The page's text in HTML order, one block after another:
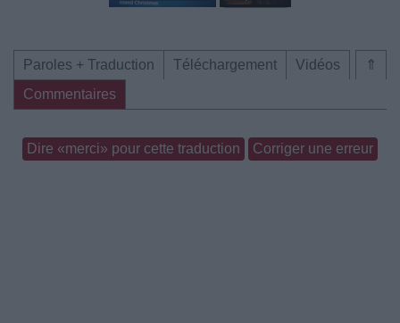
⇑
Paroles + Traduction Téléchargement
Vidéos
Commentaires
Dire «merci» pour cette traduction Corriger une erreur